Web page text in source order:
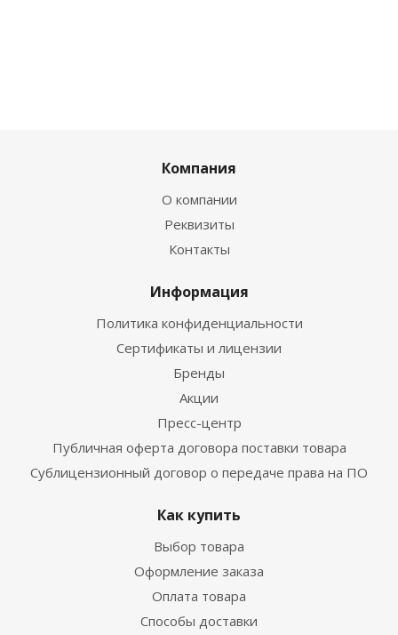
Компания
О компании
Реквизиты
Контакты
Информация
Политика конфиденциальности
Сертификаты и лицензии
Бренды
Акции
Пресс-центр
Публичная оферта договора поставки товара
Сублицензионный договор о передаче права на ПО
Как купить
Выбор товара
Оформление заказа
Оплата товара
Способы доставки